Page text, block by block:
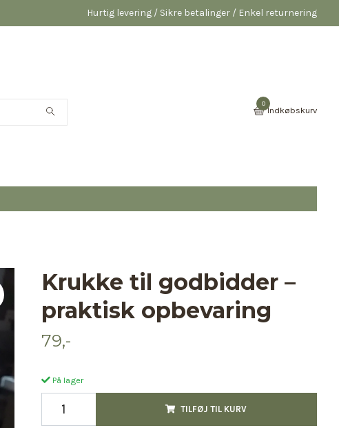
Hurtig levering / Sikre betalinger / Enkel returnering
0
Indkøbskurv
Krukke til godbidder –
praktisk opbevaring
79,-
På lager
TILFØJ TIL KURV